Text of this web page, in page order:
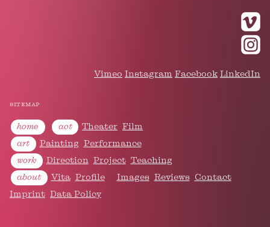
Vimeo Instagram Facebook LinkedIn
sitemap
home act Theater Film
art
Painting Performance
work
Direction Project Teaching
about
Vita Profile Images Reviews Contact
Imprint Data Policy